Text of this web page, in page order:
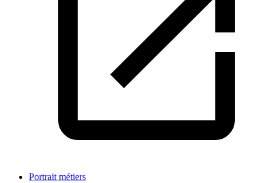
Portrait métiers